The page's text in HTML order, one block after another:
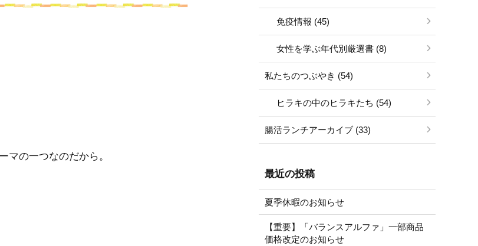
マの一つなのだから。
免疫情報 (45)
女性を学ぶ年代別厳選書 (8)
私たちのつぶやき (54)
ヒラキの中のヒラキたち (54)
腸活ランチアーカイブ (33)
最近の投稿
夏季休暇のお知らせ
【重要】「バランスアルファ」一部商品
価格改定のお知らせ